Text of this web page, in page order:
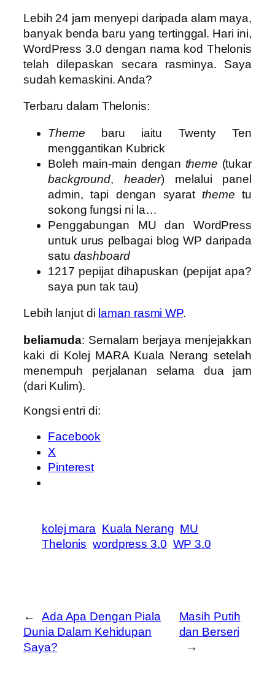
Lebih 24 jam menyepi daripada alam maya,
banyak benda baru yang tertinggal. Hari ini,
WordPress 3.0 dengan nama kod Thelonis
telah dilepaskan secara rasminya. Saya
sudah kemaskini. Anda?
Terbaru dalam Thelonis:
Theme baru iaitu Twenty Ten
menggantikan Kubrick
Boleh main-main dengan theme (tukar
background, header) melalui panel
admin, tapi dengan syaratthemetu
sokong fungsi ni la…
Penggabungan MU dan WordPress
untuk urus pelbagai blog WP daripada
satu dashboard
1217 pepijat dihapuskan (pepijat apa?
saya pun tak tau)
Lebih lanjut di laman rasmi WP.
beliamuda: Semalam berjaya menjejakkan
kaki di Kolej MARA Kuala Nerang setelah
menempuh perjalanan selama dua jam
(dari Kulim).
Kongsi entri di:
Facebook
X
Pinterest
kolej mara Kuala Nerang MU
Thelonis wordpress 3.0 WP 3.0
←
Ada Apa Dengan Piala
Dunia Dalam Kehidupan
Saya?
Masih Putih
dan Berseri
→